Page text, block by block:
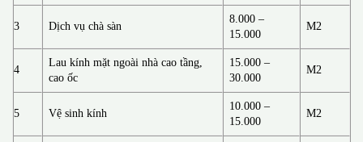
3 Dịch vụ chà sàn
8.000 –
15.000
M2
4
Lau kính mặt ngoài nhà cao tầng,
cao ốc
15.000 –
30.000
M2
5 Vệ sinh kính
10.000 –
15.000
M2